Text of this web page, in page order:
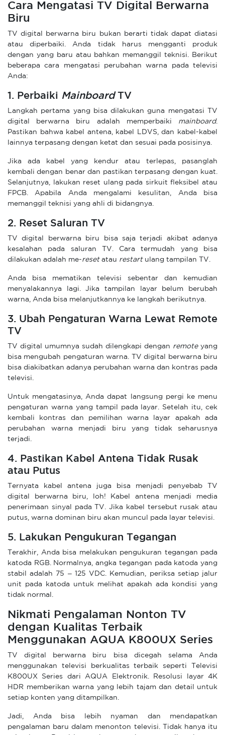
Cara Mengatasi TV Digital Berwarna
Biru
TV digital berwarna biru bukan berarti tidak dapat diatasi
atau diperbaiki. Anda tidak harus mengganti produk
dengan yang baru atau bahkan memanggil teknisi. Berikut
beberapa cara mengatasi perubahan warna pada televisi
Anda:
1. Perbaiki Mainboard TV
Langkah pertama yang bisa dilakukan guna mengatasi TV
digital berwarna biru adalah memperbaiki mainboard.
Pastikan bahwa kabel antena, kabel LDVS, dan kabel-kabel
lainnya terpasang dengan ketat dan sesuai pada posisinya.
Jika ada kabel yang kendur atau terlepas, pasanglah
kembali dengan benar dan pastikan terpasang dengan kuat.
Selanjutnya, lakukan reset ulang pada sirkuit fleksibel atau
FPCB. Apabila Anda mengalami kesulitan, Anda bisa
memanggil teknisi yang ahli di bidangnya.
2. Reset Saluran TV
TV digital berwarna biru bisa saja terjadi akibat adanya
kesalahan pada saluran TV. Cara termudah yang bisa
dilakukan adalah me-resetatau restart ulang tampilan TV.
Anda bisa mematikan televisi sebentar dan kemudian
menyalakannya lagi. Jika tampilan layar belum berubah
warna, Anda bisa melanjutkannya ke langkah berikutnya.
3. Ubah Pengaturan Warna Lewat Remote
TV
TV digital umumnya sudah dilengkapi dengan remote yang
bisa mengubah pengaturan warna. TV digital berwarna biru
bisa diakibatkan adanya perubahan warna dan kontras pada
televisi.
Untuk mengatasinya, Anda dapat langsung pergi ke menu
pengaturan warna yang tampil pada layar. Setelah itu, cek
kembali kontras dan pemilihan warna layar apakah ada
perubahan warna menjadi biru yang tidak seharusnya
terjadi.
4. Pastikan Kabel Antena Tidak Rusak
atau Putus
Ternyata kabel antena juga bisa menjadi penyebab TV
digital berwarna biru, loh! Kabel antena menjadi media
penerimaan sinyal pada TV. Jika kabel tersebut rusak atau
putus, warna dominan biru akan muncul pada layar televisi.
5. Lakukan Pengukuran Tegangan
Terakhir, Anda bisa melakukan pengukuran tegangan pada
katoda RGB. Normalnya, angka tegangan pada katoda yang
stabil adalah 75 – 125 VDC. Kemudian, periksa setiap jalur
unit pada katoda untuk melihat apakah ada kondisi yang
tidak normal.
Nikmati Pengalaman Nonton TV
dengan Kualitas Terbaik
Menggunakan AQUA K800UX Series
TV digital berwarna biru bisa dicegah selama Anda
menggunakan televisi berkualitas terbaik seperti Televisi
K800UX Series dari AQUA Elektronik. Resolusi layar 4K
HDR memberikan warna yang lebih tajam dan detail untuk
setiap konten yang ditampilkan.
Jadi, Anda bisa lebih nyaman dan mendapatkan
pengalaman baru dalam menonton televisi. Tidak hanya itu